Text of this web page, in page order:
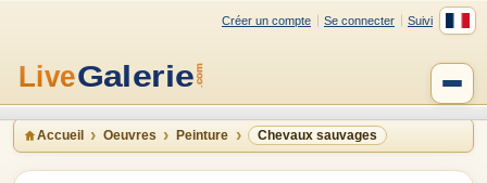
Créer un compte Se connecter Suivi
Accueil Oeuvres Peinture Chevaux sauvages